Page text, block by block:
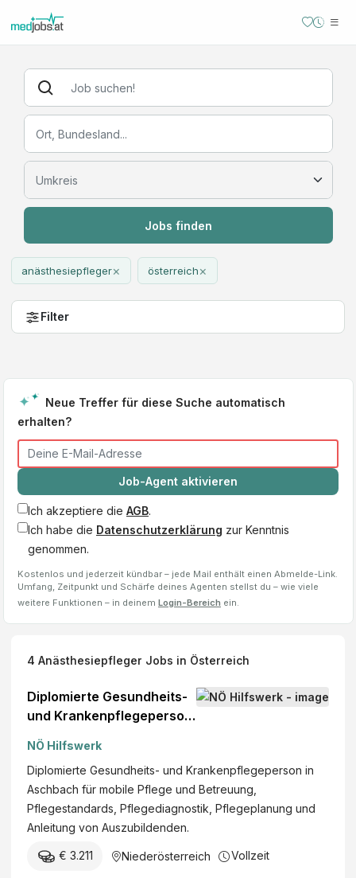
Jobs finden
anästhesiepfleger× österreich×
Filter
Neue Treffer für diese Suche automatisch
erhalten?
Job-Agent aktivieren
Ich akzeptiere die AGB.
Ich habe die Datenschutzerklärung zur Kenntnis
genommen.
Kostenlos und jederzeit kündbar – jede Mail enthält einen Abmelde-Link.
Umfang, Zeitpunkt und Schärfe deines Agenten stellst du – wie viele
weitere Funktionen – in deinem Login-Bereich ein.
4 Anästhesiepfleger Jobs in Österreich
Diplomierte Gesundheits-
und Krankenpflegeperson
NÖ Hilfswerk
Diplomierte Gesundheits- und Krankenpflegeperson in
Aschbach für mobile Pflege und Betreuung,
Pflegestandards, Pflegediagnostik, Pflegeplanung und
Anleitung von Auszubildenden.
€ 3.211 Niederösterreich Vollzeit